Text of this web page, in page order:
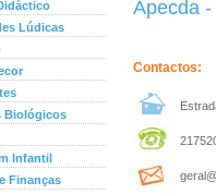
Lúdicas
Biológicos
Infantil
Finanças
Apecda
Contactos: